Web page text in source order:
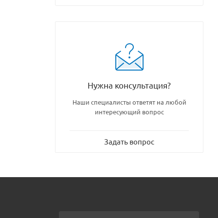
Нужна консультация?
Наши специалисты ответят на любой
интересующий вопрос
Задать вопрос